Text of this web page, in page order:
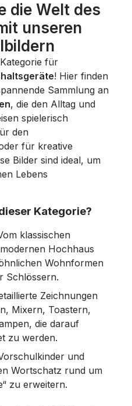
die Welt des
unseren
für
! Hier finden
Sammlung an
, die den Alltag und
spielerisch
den
für kreative
Bilder sind ideal, um
Lebens
Kategorie?
klassischen
Hochhaus
Wohnformen
Schlössern.
Zeichnungen
Mixern, Toastern,
die darauf
zu werden.
und
Wortschatz rund um
zu erweitern.